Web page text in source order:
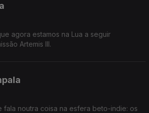
agora estamos na Lua a seguir
Artemis III.
fala noutra coisa na esfera beto-indie: os